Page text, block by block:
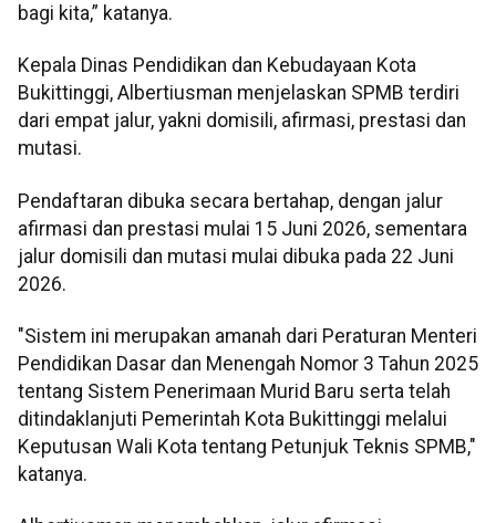
bagi kita,” katanya.
Kepala Dinas Pendidikan dan Kebudayaan Kota
Bukittinggi, Albertiusman menjelaskan SPMB terdiri
dari empat jalur, yakni domisili, afirmasi, prestasi dan
mutasi.
Pendaftaran dibuka secara bertahap, dengan jalur
afirmasi dan prestasi mulai 15 Juni 2026, sementara
jalur domisili dan mutasi mulai dibuka pada 22 Juni
2026.
"Sistem ini merupakan amanah dari Peraturan Menteri
Pendidikan Dasar dan Menengah Nomor 3 Tahun 2025
tentang Sistem Penerimaan Murid Baru serta telah
ditindaklanjuti Pemerintah Kota Bukittinggi melalui
Keputusan Wali Kota tentang Petunjuk Teknis SPMB,"
katanya.